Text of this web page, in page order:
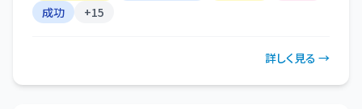
成功
+15
詳しく見る →